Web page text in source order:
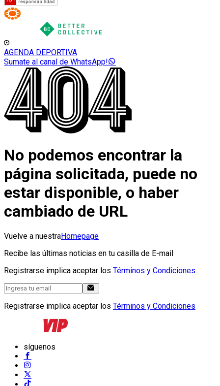
AGENDA DEPORTIVA
Sumate al canal de WhatsApp!
No podemos encontrar la
página solicitada, puede no
estar disponible, o haber
cambiado de URL
Vuelve a nuestraHomepage
Recibe las últimas noticias en tu casilla de E-mail
Registrarse implica aceptar los Términos y Condiciones
Registrarse implica aceptar los Términos y Condiciones
síguenos